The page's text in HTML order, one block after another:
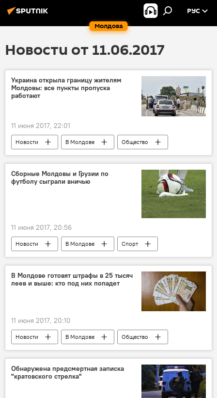
Молдова
РУС
Новости от 11.06.2017
Украина открыла границу жителям
Молдовы: все пункты пропуска
работают
11 июня 2017, 22:01
Новости В Молдове
Общество
Республика Молдова
Украина
граница
таможня возобновление
Сборные Молдовы и Грузии по
футболу сыграли вничью
11 июня 2017, 20:56
Новости В Молдове
Спорт
Республика Молдова
Грузия
Футбол
В Молдове готовят штрафы в 25 тысяч
леев и выше: кто под них попадет
11 июня 2017, 20:10
Новости В Молдове
Общество
Республика Молдова
теневая экономика
штраф
зарплаты в конвертах
Обнаружена предсмертная записка
"кратовского стрелка"